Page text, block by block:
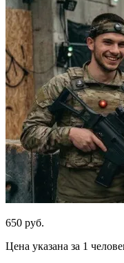
650 руб.
Цена указана за 1